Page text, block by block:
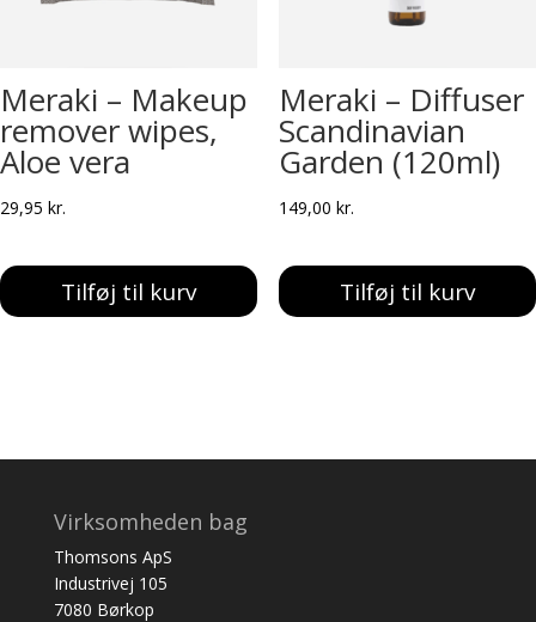
Meraki – Makeup
remover wipes,
Aloe vera
29,95 kr.
Tilføj til kurv
Meraki – Diffuser
Scandinavian
Garden (120ml)
149,00 kr.
Tilføj til kurv
Virksomheden bag
Thomsons ApS
Industrivej 105
7080 Børkop